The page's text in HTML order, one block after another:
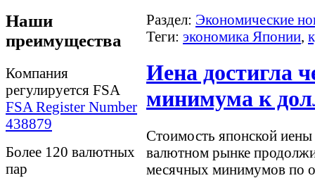
Наши
преимущества
Компания
регулируется FSA
FSA Register Number
438879
Более 120 валютных
пар
Раздел: Экономические
Теги: экономика Японии,
Иена достигла
минимума к
Стоимость японской
валютном рынке
месячных минимумов по